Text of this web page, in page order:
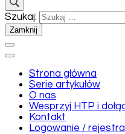
Szukaj:
Zamknij
Strona główna
Serie artykułów
O nas
Wesprzyj HTP i
Kontakt
Logowanie /